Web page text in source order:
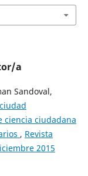
a
Sandoval,
ciencia ciudadana
, Revista
2015